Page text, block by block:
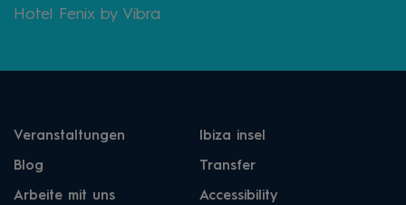
Hotel Fenix by Vibra
Veranstaltungen Ibiza insel
Blog Transfer
Arbeite mit uns Accessibility